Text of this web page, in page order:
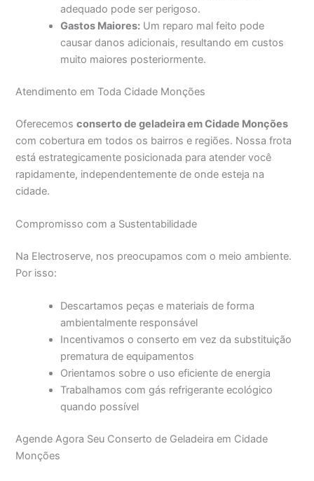
adequado pode ser perigoso.
Gastos Maiores: Um reparo mal feito pode
causar danos adicionais, resultando em custos
muito maiores posteriormente.
Atendimento em Toda Cidade Monções
Oferecemosconserto de geladeira em Cidade Monções
com cobertura em todos os bairros e regiões. Nossa frota
está estrategicamente posicionada para atender você
rapidamente, independentemente de onde esteja na
cidade.
Compromisso com a Sustentabilidade
Na Electroserve, nos preocupamos com o meio ambiente.
Por isso:
Descartamos peças e materiais de forma
ambientalmente responsável
Incentivamos o conserto em vez da substituição
prematura de equipamentos
Orientamos sobre o uso eficiente de energia
Trabalhamos com gás refrigerante ecológico
quando possível
Agende Agora Seu Conserto de Geladeira em Cidade
Monções